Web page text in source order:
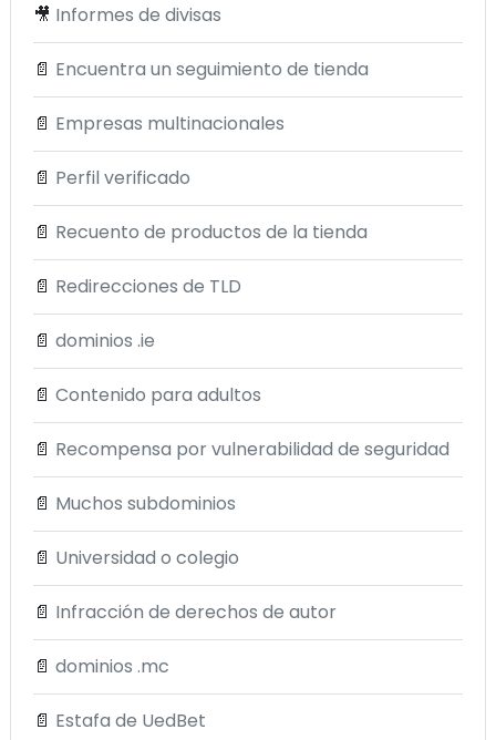
🎥 Informes de divisas
📄 Encuentra un seguimiento de tienda
📄 Empresas multinacionales
📄 Perfil verificado
📄 Recuento de productos de la tienda
📄 Redirecciones de TLD
📄 dominios .ie
📄 Contenido para adultos
📄 Recompensa por vulnerabilidad de seguridad
📄 Muchos subdominios
📄 Universidad o colegio
📄 Infracción de derechos de autor
📄 dominios .mc
📄 Estafa de UedBet